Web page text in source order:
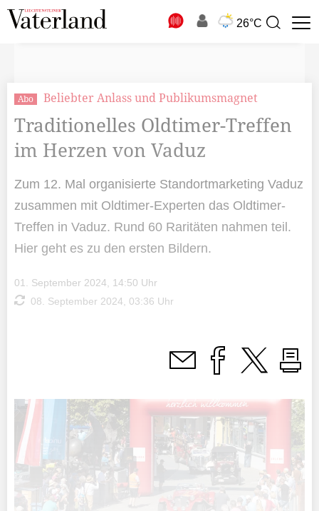
26°C
Suchbegriff
Abo Beliebter Anlass und Publikumsmagnet
Traditionelles Oldtimer-Treffen
im Herzen von Vaduz
Zum 12. Mal organisierte Standortmarketing Vaduz
zusammen mit Oldtimer-Experten das Oldtimer-
Treffen in Vaduz. Rund 60 Raritäten nahmen teil.
Hier geht es zu den ersten Bildern.
01. September 2024, 14:50 Uhr
08. September 2024, 03:36 Uhr